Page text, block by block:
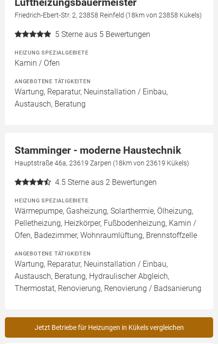
Luftheizungsbauermeister
Friedrich-Ebert-Str. 2, 23858 Reinfeld (18km von 23858 Kükels)
5 Sterne aus 5 Bewertungen
HEIZUNG SPEZIALGEBIETE
Kamin / Ofen
ANGEBOTENE TÄTIGKEITEN
Wartung, Reparatur, Neuinstallation / Einbau,
Austausch, Beratung
Stamminger - moderne Haustechnik
Hauptstraße 46a, 23619 Zarpen (18km von 23619 Kükels)
4.5 Sterne aus 2 Bewertungen
HEIZUNG SPEZIALGEBIETE
Wärmepumpe, Gasheizung, Solarthermie, Ölheizung,
Pelletheizung, Heizkörper, Fußbodenheizung, Kamin /
Ofen, Badezimmer, Wohnraumlüftung, Brennstoffzelle
ANGEBOTENE TÄTIGKEITEN
Wartung, Reparatur, Neuinstallation / Einbau,
Austausch, Beratung, Hydraulischer Abgleich,
Thermostat, Renovierung, Renovierung / Badsanierung
Jetzt Betriebe für Heizungen in Kükels vergleichen